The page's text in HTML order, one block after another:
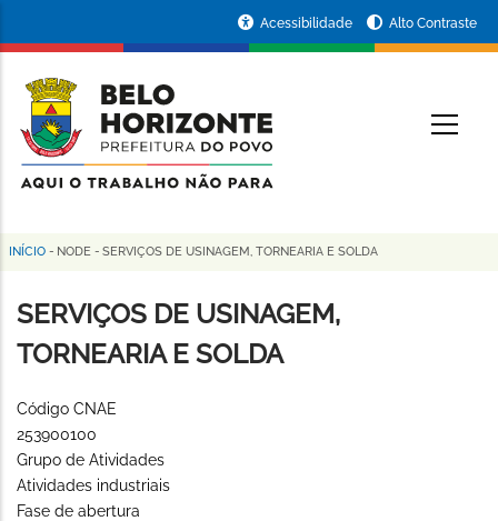
conteúdo
principal
da
Prefeitura
de
Horizonte
Acessibilidade Alto Contraste
Trilha
de
navegação
INÍCIO - NODE - SERVIÇOS DE USINAGEM, TORNEARIA E SOLDA
SERVIÇOS DE USINAGEM,
TORNEARIA E SOLDA
Código CNAE
253900100
Grupo de Atividades
Atividades industriais
Fase de abertura